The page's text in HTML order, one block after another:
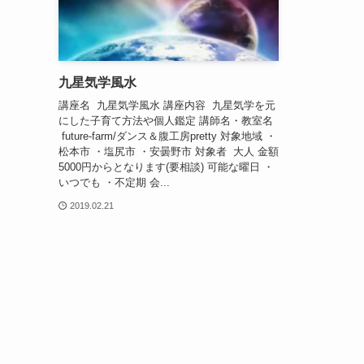
九星気学風水
講座名 九星気学風水 講座内容 九星気学を元
にした子育て方法や個人鑑定 講師名・教室名
future-farm/ダンス＆腹工房pretty 対象地域 ・
松本市 ・塩尻市 ・安曇野市 対象者 大人 金額
5000円からとなります(要相談) 可能な曜日 ・
いつでも ・不定期 会...
2019.02.21